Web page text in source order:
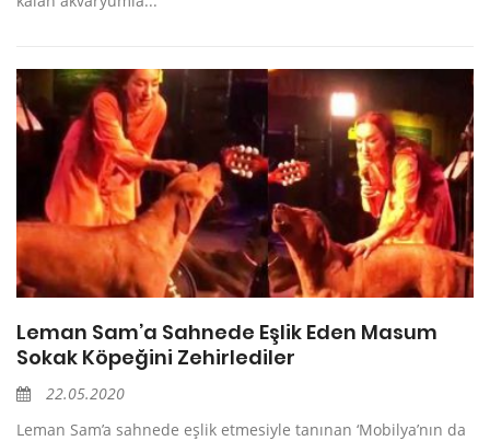
Leman Sam’a Sahnede Eşlik Eden Masum
Sokak Köpeğini Zehirlediler
22.05.2020
Leman Sam’a sahnede eşlik etmesiyle tanınan ‘Mobilya’nın da